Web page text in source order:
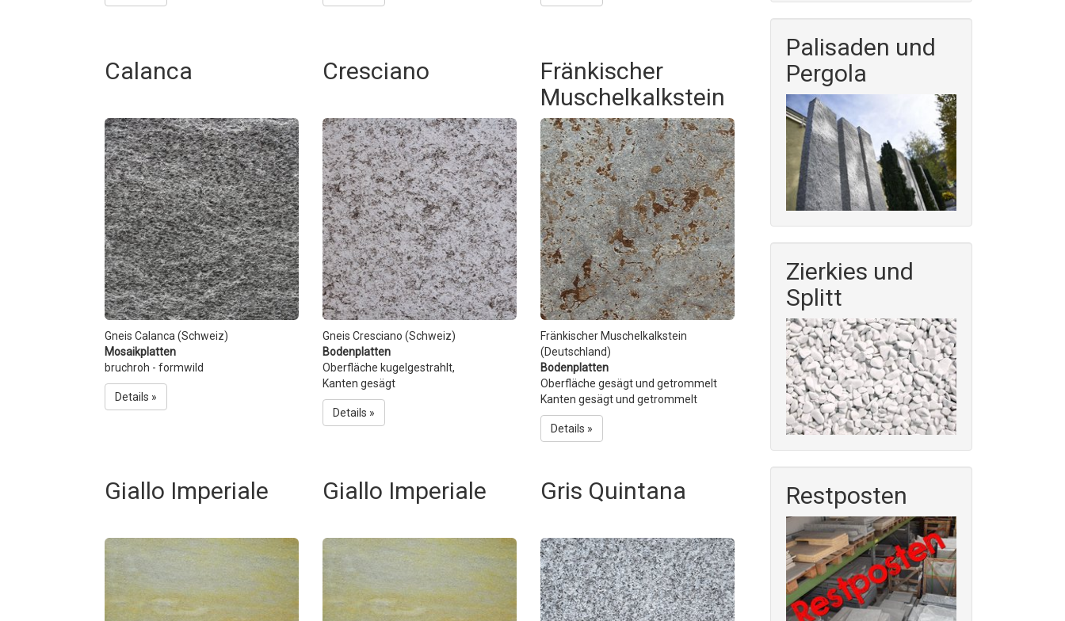
Calanca
Gneis Calanca (Schweiz)
Mosaikplatten
bruchroh - formwild
Details »
Cresciano
Gneis Cresciano (Schweiz)
Bodenplatten
Oberfläche kugelgestrahlt,
Kanten gesägt
Details »
Fränkischer
Muschelkalkstein
Fränkischer Muschelkalkstein
(Deutschland)
Bodenplatten
Oberfläche gesägt und getrommelt
Kanten gesägt und getrommelt
Details »
Giallo Imperiale Giallo Imperiale Gris Quintana
Palisaden und
Pergola
Zierkies und
Splitt
Restposten